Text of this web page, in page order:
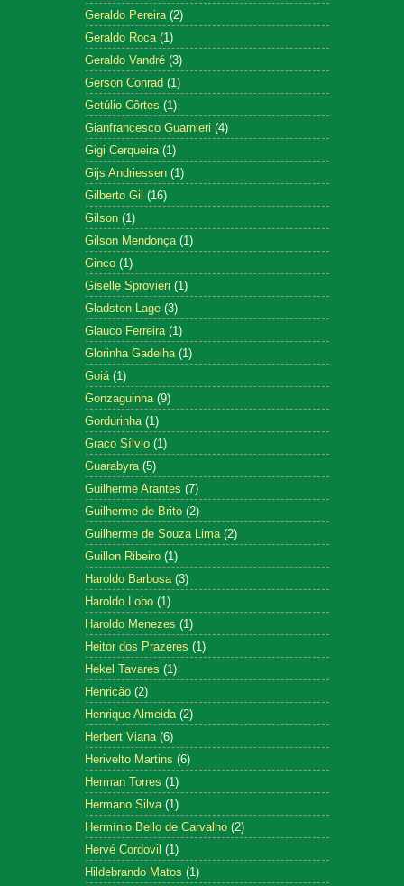
Geraldo Pereira (2)
Geraldo Roca (1)
Geraldo Vandré (3)
Gerson Conrad (1)
Getúlio Côrtes (1)
Gianfrancesco Guarnieri (4)
Gigi Cerqueira (1)
Gijs Andriessen (1)
Gilberto Gil (16)
Gilson (1)
Gilson Mendonça (1)
Ginco (1)
Giselle Sprovieri (1)
Gladston Lage (3)
Glauco Ferreira (1)
Glorinha Gadelha (1)
Goiá (1)
Gonzaguinha (9)
Gordurinha (1)
Graco Sílvio (1)
Guarabyra (5)
Guilherme Arantes (7)
Guilherme de Brito (2)
Guilherme de Souza Lima (2)
Guillon Ribeiro (1)
Haroldo Barbosa (3)
Haroldo Lobo (1)
Haroldo Menezes (1)
Heitor dos Prazeres (1)
Hekel Tavares (1)
Henricão (2)
Henrique Almeida (2)
Herbert Viana (6)
Herivelto Martins (6)
Herman Torres (1)
Hermano Silva (1)
Hermínio Bello de Carvalho (2)
Hervé Cordovil (1)
Hildebrando Matos (1)